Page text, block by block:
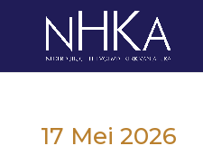
17 Mei 2026